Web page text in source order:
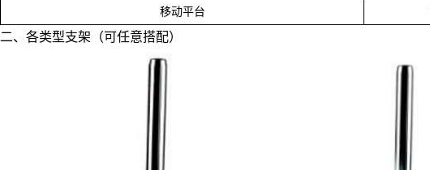
移动平台
二、各类型支架（可任意搭配）